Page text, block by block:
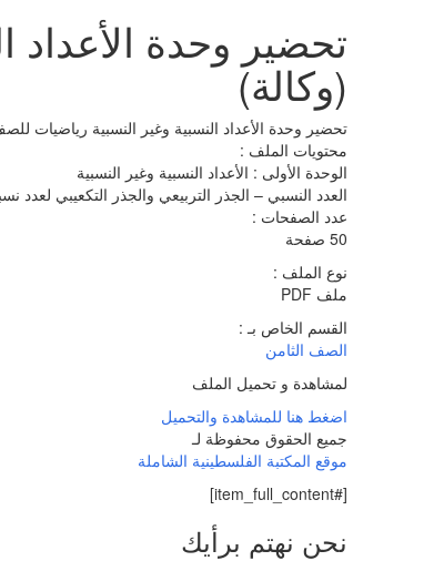
تحضير وحدة الأعداد
(وكالة)
تحضير وحدة الأعداد النسبية وغير النسبية رياضيات
محتويات الملف :
الوحدة الأولى : الأعداد النسبية وغير النسبية
العدد النسبي – الجذر التربيعي والجذر التكعيبي لعدد
عدد الصفحات :
50 صفحة
نوع الملف :
ملف PDF
القسم الخاص بـ :
الصف الثامن
لمشاهدة و تحميل الملف
اضغط هنا للمشاهدة والتحميل
جميع الحقوق محفوظة لـ
موقع المكتبة الفلسطينية الشاملة
[#item_full_content]
نحن نهتم برأيك